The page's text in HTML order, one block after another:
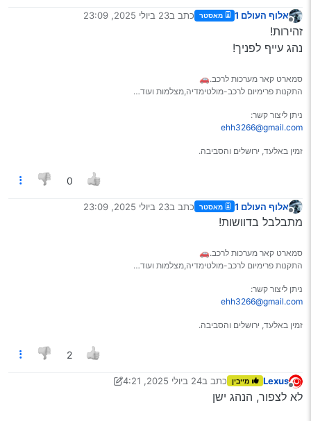
מנותק
אלוף העולם 1 מאסטר כתב ב23 ביולי 2025, 23:09
נערך לאחרונה על ידי
זהירות!
נהג עייף לפניך!
סמארט קאר מערכות לרכב.🚗
התקנות פרימיום לרכב-מולטימדיה,מצלמות ועוד…
ניתן ליצור קשר:
ehh3266@gmail.com
זמין באלעד, ירושלים והסביבה.
0
מנותק
אלוף העולם 1 מאסטר כתב ב23 ביולי 2025, 23:09
נערך לאחרונה על ידי
מתבלבל בדוושות!
סמארט קאר מערכות לרכב.🚗
התקנות פרימיום לרכב-מולטימדיה,מצלמות ועוד…
ניתן ליצור קשר:
ehh3266@gmail.com
זמין באלעד, ירושלים והסביבה.
2
מנותק
Lexus מייבין כתב ב24 ביולי 2025, 4:21
נערך לאחרונה על ידי Lexus
לא לצפור, הנהג ישן